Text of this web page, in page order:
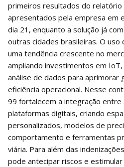
primeiros resultados do relatório
apresentados pela empresa em
dia 21, enquanto a solução já
outras cidades brasileiras. O uso
uma tendência crescente no
ampliando investimentos em
análise de dados para aprimorar
eficiência operacional. Nesse
99 fortalecem a integração
plataformas digitais, criando
personalizados, modelos de
comportamento e ferramentas
viária. Para além das
pode antecipar riscos e